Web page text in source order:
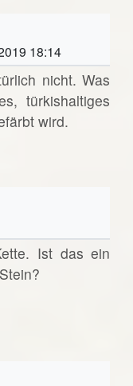
18:14
nicht. Was
türkishaltiges
wird.
Ist das ein